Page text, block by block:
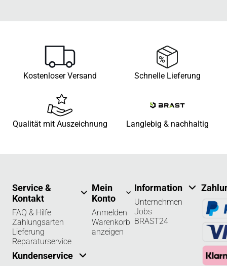
Kostenloser Versand Schnelle Lieferung
Qualität mit Auszeichnung Langlebig & nachhaltig
Service &
Kontakt
FAQ & Hilfe
Zahlungsarten
Lieferung
Reparaturservice
Kundenservice
Mein
Konto
Anmelden
Warenkorb
anzeigen
Information
Unternehmen
Jobs
BRAST24